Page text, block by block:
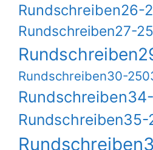
Rundschreiben26-
Rundschreiben27-
Rundschreiben30-
Rundschreiben35-